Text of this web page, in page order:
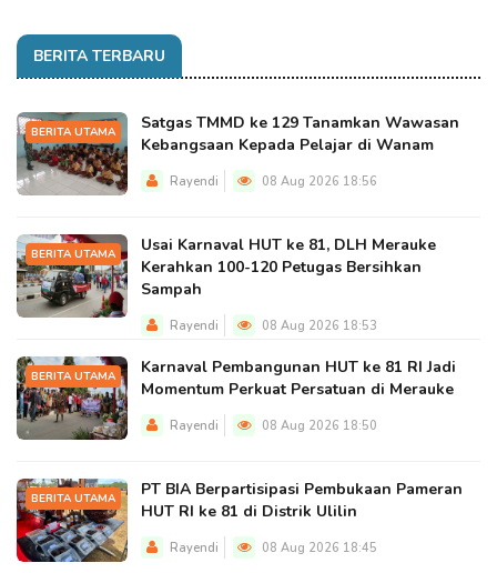
BERITA TERBARU
BERITA UTAMA
Satgas TMMD ke 129 Tanamkan Wawasan
Kebangsaan Kepada Pelajar di Wanam
Rayendi 08 Aug 2026 18:56
BERITA UTAMA
Usai Karnaval HUT ke 81, DLH Merauke
Kerahkan 100-120 Petugas Bersihkan
Sampah
Rayendi 08 Aug 2026 18:53
BERITA UTAMA
Karnaval Pembangunan HUT ke 81 RI Jadi
Momentum Perkuat Persatuan di Merauke
Rayendi 08 Aug 2026 18:50
BERITA UTAMA
PT BIA Berpartisipasi Pembukaan Pameran
HUT RI ke 81 di Distrik Ulilin
Rayendi 08 Aug 2026 18:45